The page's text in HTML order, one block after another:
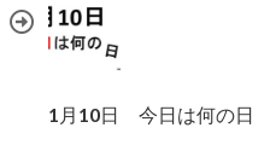
1月10日 今日は何の日